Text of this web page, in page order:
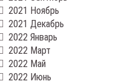
2021 Ноябрь
2021 Декабрь
2022 Январь
2022 Март
2022 Май
2022 Июнь